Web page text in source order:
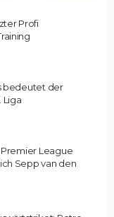
Profi
bedeutet der
Liga
League
Sepp van den